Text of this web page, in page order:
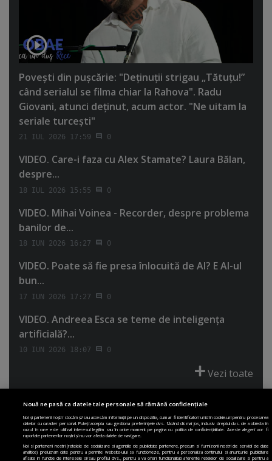
Poveşti din puşcărie: "Deţinuţii strigau „Tătuţu!”
când serialul se filma chiar la Rahova". Radu
Giovani, atunci deţinut, acum actor. "Ne uitam la
seriale turceşti"
21 IUL 2026 17:59 0
VIDEO. Care-i faza cu Alex Stamate? Laura Bălan,
despre...
18 IUL 2026 15:55 0
VIDEO. Mihai Voinea - Recorder, despre problema
banilor de...
18 IUN 2026 16:27 0
VIDEO. Poate să fie presa înlocuită de AI? E AI-ul
bun...
17 IUN 2026 17:27 0
VIDEO. Andreea Esca se teme de inteligenţa
artificială?...
10 IUN 2026 18:07 0
Vezi toate
PRIMA PAGINĂ
POLITICA DE COLECTARE ACORD COOKIE
POLITICA DE CONFIDENȚIALITATE
DESPRE SITE
ECHIPA
Nouă ne pasă ca datele tale personale să rămână confidențiale
Noi și partenerii noștri stocăm și/sau accesăm informații pe un dispozitiv, cum ar fi identificatori unici în cookie-uri pentru procesarea
datelor cu caracter personal. Puteți accepta sau gestiona preferințele dvs. făcând clic mai jos, inclusiv dreptul dvs. de a obiecta în
cazul în care este utilizat interesul legitim sau în orice moment pe pagina cu politica de confidențialitate. Aceste alegeri vor fi
raportate partenerilor noștri și nu vor afecta datele de navigare.
Noi si partenerii nostri (retelele de socializare si agentiile de publicitate partenere, precum si furnizorii nostri de servicii de date
analitice) prelucram date pentru a permite website-ului sa functioneze, pentru a personaliza continutul si anunturile publicitare
afisate in functie de interesele si/sau profilul dvs., pentru a va oferi functionalitati aferente retelelor de socializare si pentru a